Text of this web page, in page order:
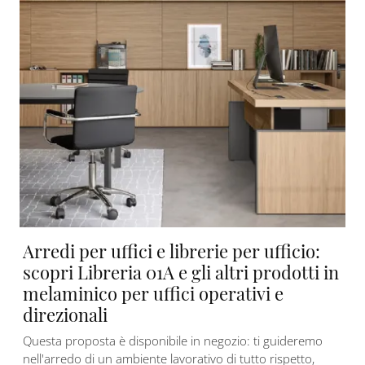
Arredi per uffici e librerie per ufficio:
scopri Libreria 01A e gli altri prodotti in
melaminico per uffici operativi e
direzionali
Questa proposta è disponibile in negozio: ti guideremo
nell'arredo di un ambiente lavorativo di tutto rispetto,